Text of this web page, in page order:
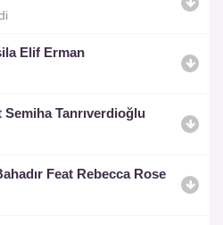
Elif Erman
Semiha Tanrıverdioğlu
Feat Rebecca Rose